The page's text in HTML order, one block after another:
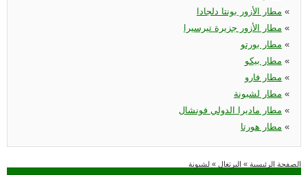
مطار الأزور بونتا دلجادا «
مطار الأزور جزيرة تيرسيرا «
مطار بورتو «
مطار بيكو «
مطار فارو «
مطار لشبونة «
مطار ماديرا الدولي فونشال «
مطار هورتا «
الصفحة الرئيسية » البرتغال » لشبونة